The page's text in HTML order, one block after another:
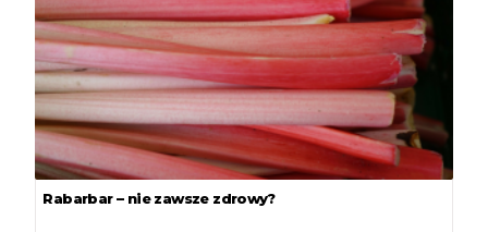
Rabarbar – nie zawsze zdrowy?